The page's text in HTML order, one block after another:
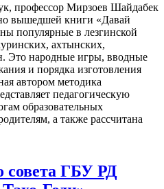
профессор Мирзоев Шайдабек
вышедшей книги «Давай
популярные в лезгинской
ахтынских,
Это народные игры, вводные
и порядка изготовления
автором методика
педагогическую
образовательных
а также рассчитана
совета ГБУ РД